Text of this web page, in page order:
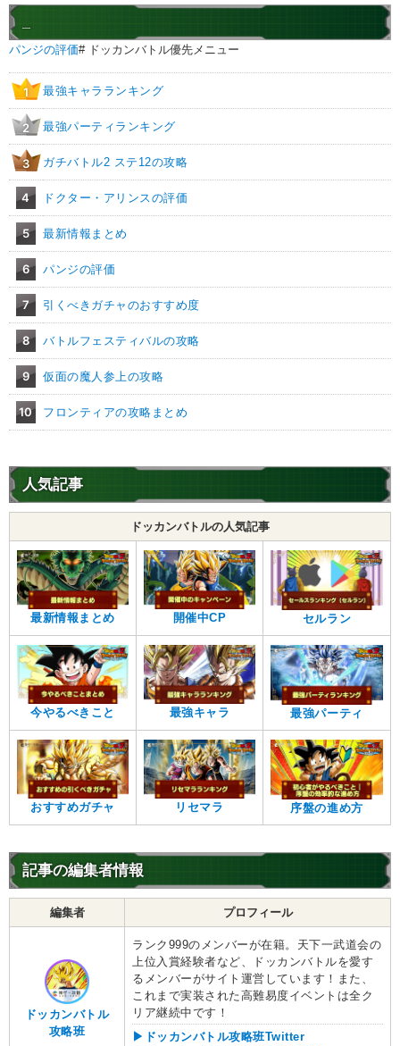
パンジの評価# ドッカンバトル優先メニュー
1 最強キャラランキング
2 最強パーティランキング
3 ガチバトル2 ステ12の攻略
4 ドクター・アリンスの評価
5 最新情報まとめ
6 パンジの評価
7 引くべきガチャのおすすめ度
8 バトルフェスティバルの攻略
9 仮面の魔人参上の攻略
10 フロンティアの攻略まとめ
人気記事
ドッカンバトルの人気記事
最新情報まとめ 開催中CP セルラン
今やるべきこと 最強キャラ 最強パーティ
おすすめガチャ リセマラ 序盤の進め方
記事の編集者情報
編集者 プロフィール
ドッカンバトル
攻略班
ランク999のメンバーが在籍。天下一武道会の
上位入賞経験者など、ドッカンバトルを愛す
るメンバーがサイト運営しています！また、
これまで実装された高難易度イベントは全ク
リア継続中です！
▶ドッカンバトル攻略班Twitter